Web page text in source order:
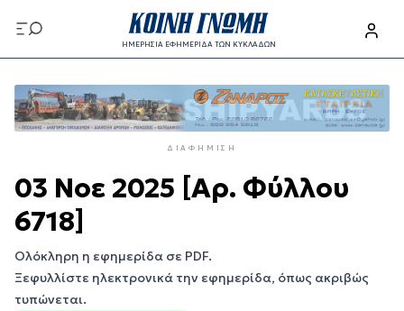
προς
το
περιεχόμενο
ΗΜΕΡΗΣΙΑ ΕΦΗΜΕΡΙΔΑ ΤΩΝ ΚΥΚΛΑΔΩΝ
προς
το
κυρίως
ΔΙΑΦΉΜΙΣΗ
03 Νοε 2025 [Αρ. Φύλλου
6718]
Ολόκληρη η εφημερίδα σε PDF.
Ξεφυλλίστε ηλεκτρονικά την εφημερίδα, όπως ακριβώς
τυπώνεται.